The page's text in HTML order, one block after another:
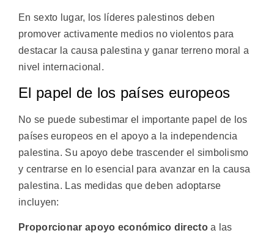
En sexto lugar, los líderes palestinos deben
promover activamente medios no violentos para
destacar la causa palestina y ganar terreno moral a
nivel internacional.
El papel de los países europeos
No se puede subestimar el importante papel de los
países europeos en el apoyo a la independencia
palestina. Su apoyo debe trascender el simbolismo
y centrarse en lo esencial para avanzar en la causa
palestina. Las medidas que deben adoptarse
incluyen:
Proporcionar apoyo económico directoa las